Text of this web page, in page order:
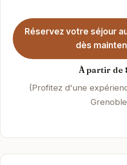
Réservez votre séjour
dès
À partir de
(Profitez d'une